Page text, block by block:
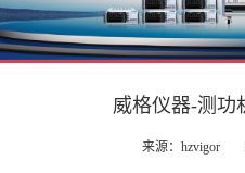
威格仪器-测功
来源：hzvigor